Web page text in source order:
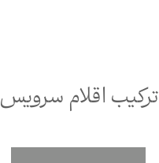
ترکیب اقلام سرویس